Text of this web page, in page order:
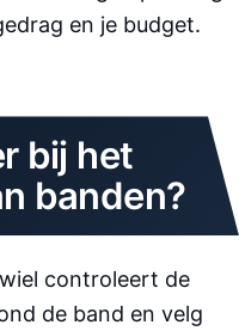
en je budget.
bij het
banden?
controleert de
de band en velg